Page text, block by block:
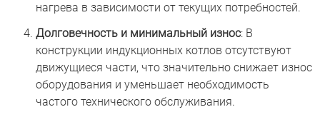
нагрева в зависимости от текущих потребностей.
Долговечность и минимальный износ: В
конструкции индукционных котлов отсутствуют
движущиеся части, что значительно снижает износ
оборудования и уменьшает необходимость
частого технического обслуживания.